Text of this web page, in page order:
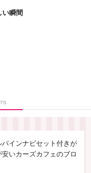
い瞬間
インナビセット付きが
いカーズカフェのブロ